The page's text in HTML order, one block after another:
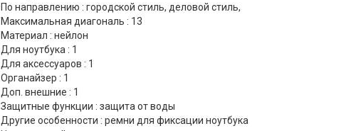
По направлению : городской стиль, деловой стиль,
Максимальная диагональ : 13
Материал : нейлон
Для ноутбука : 1
Для аксессуаров : 1
Органайзер : 1
Доп. внешние : 1
Защитные функции : защита от воды
Другие особенности : ремни для фиксации ноутбука